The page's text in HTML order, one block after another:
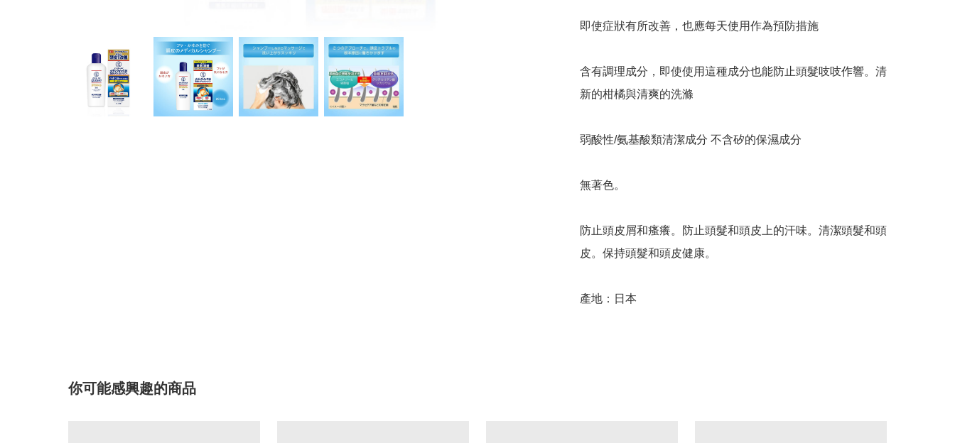
即使症狀有所改善，也應每天使用作為預防措施
含有調理成分，即使使用這種成分也能防止頭髮吱吱作響。清
新的柑橘與清爽的洗滌
弱酸性/氨基酸類清潔成分 不含矽的保濕成分
無著色。
防止頭皮屑和瘙癢。防止頭髮和頭皮上的汗味。清潔頭髮和頭
皮。保持頭髮和頭皮健康。
產地：日本
你可能感興趣的商品